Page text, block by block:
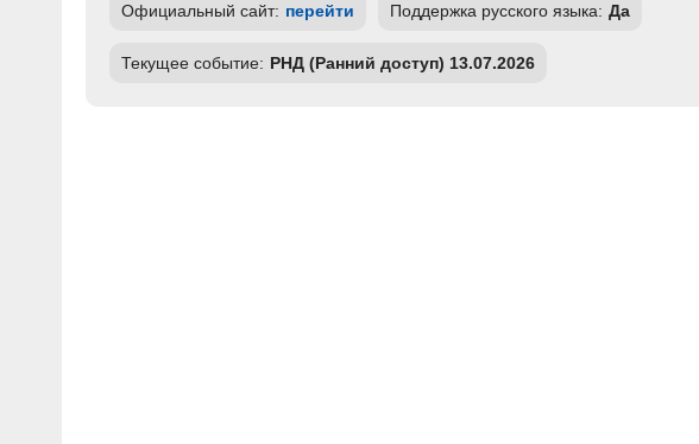
Официальный сайт: перейти Поддержка русского языка: Да
Текущее событие: РНД (Ранний доступ) 13.07.2026